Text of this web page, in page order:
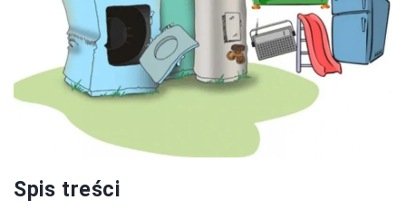
Spis treści